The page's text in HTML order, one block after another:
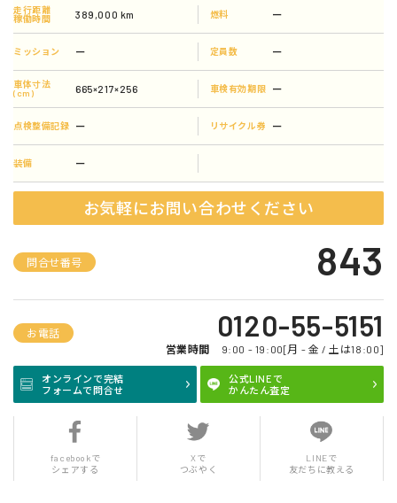
走行距離
稼働時間
389,000 km 燃料 ー
ミッション ー 定員数 ー
車体寸法
(cm)
665×217×256 車検有効期限 ー
点検整備記録 ー リサイクル券 ー
装備 ー
お気軽にお問い合わせください
問合せ番号 843
お電話 0120-55-5151
営業時間 9:00 - 19:00[月 - 金 / 土は18:00]
オンラインで完結
フォームで問合せ
公式LINEで
かんたん査定
facebookで
シェアする
Xで
つぶやく
LINEで
友だちに教える